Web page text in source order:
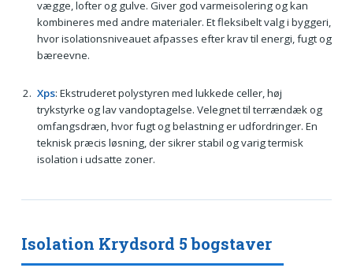
vægge, lofter og gulve. Giver god varmeisolering og kan
kombineres med andre materialer. Et fleksibelt valg i byggeri,
hvor isolationsniveauet afpasses efter krav til energi, fugt og
bæreevne.
Xps: Ekstruderet polystyren med lukkede celler, høj
trykstyrke og lav vandoptagelse. Velegnet til terrændæk og
omfangsdræn, hvor fugt og belastning er udfordringer. En
teknisk præcis løsning, der sikrer stabil og varig termisk
isolation i udsatte zoner.
Isolation Krydsord 5 bogstaver